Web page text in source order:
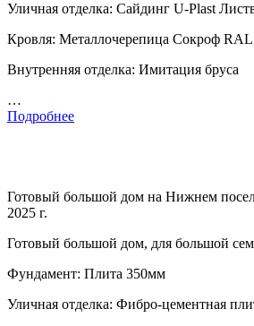
Уличная отделка: Сайдинг U-Plast
Кровля: Металлочерепица Сокроф RAL
Внутренняя отделка: Имитация бруса
…
Подробнее
Готовый большой дом на Нижнем
2025 г.
Готовый большой дом, для большой
Фундамент: Плита 350мм
Уличная отделка: Фибро-цементная